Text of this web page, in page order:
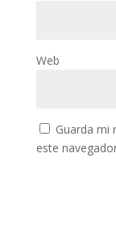
Web
Guarda mi
este